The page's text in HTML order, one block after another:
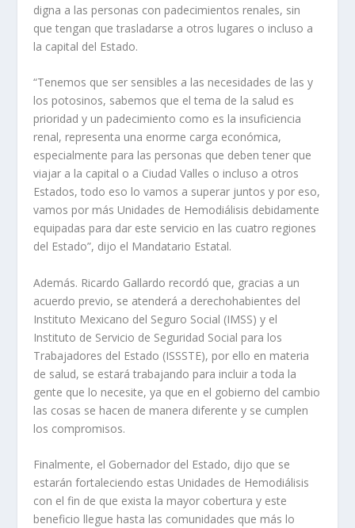
digna a las personas con padecimientos renales, sin
que tengan que trasladarse a otros lugares o incluso a
la capital del Estado.
“Tenemos que ser sensibles a las necesidades de las y
los potosinos, sabemos que el tema de la salud es
prioridad y un padecimiento como es la insuficiencia
renal, representa una enorme carga económica,
especialmente para las personas que deben tener que
viajar a la capital o a Ciudad Valles o incluso a otros
Estados, todo eso lo vamos a superar juntos y por eso,
vamos por más Unidades de Hemodiálisis debidamente
equipadas para dar este servicio en las cuatro regiones
del Estado”, dijo el Mandatario Estatal.
Además. Ricardo Gallardo recordó que, gracias a un
acuerdo previo, se atenderá a derechohabientes del
Instituto Mexicano del Seguro Social (IMSS) y el
Instituto de Servicio de Seguridad Social para los
Trabajadores del Estado (ISSSTE), por ello en materia
de salud, se estará trabajando para incluir a toda la
gente que lo necesite, ya que en el gobierno del cambio
las cosas se hacen de manera diferente y se cumplen
los compromisos.
Finalmente, el Gobernador del Estado, dijo que se
estarán fortaleciendo estas Unidades de Hemodiálisis
con el fin de que exista la mayor cobertura y este
beneficio llegue hasta las comunidades que más lo